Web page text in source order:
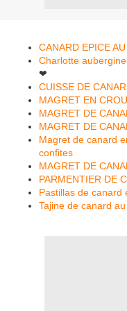
CANARD EPICE
Charlotte
❤
CUISSE DE
MAGRET EN
MAGRET DE
MAGRET DE
Magret de canard
confites
MAGRET DE
PARMENTIER DE
Pastillas de canard
Tajine de canard